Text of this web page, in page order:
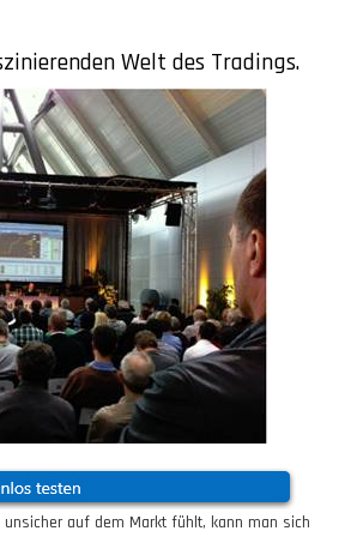
Welt des Tradings.
auf dem Markt fühlt, kann man sich